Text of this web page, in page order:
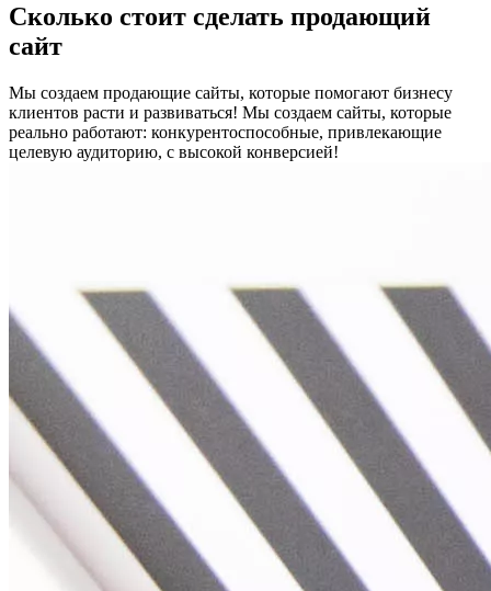
Сколько стоит сделать продающий
сайт
Мы создаем продающие сайты, которые помогают бизнесу
клиентов расти и развиваться! Мы создаем сайты, которые
реально работают: конкурентоспособные, привлекающие
целевую аудиторию, с высокой конверсией!